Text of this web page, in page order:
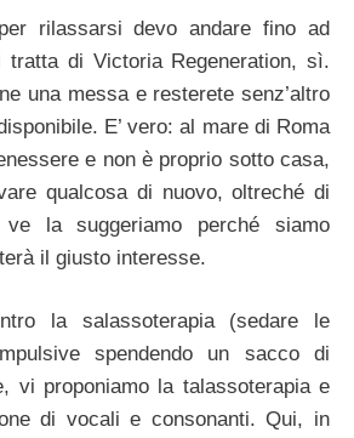
rilassarsi devo andare fino ad
di Victoria Regeneration, sì.
una messa e resterete senz’altro
E’ vero: al mare di Roma
e non è proprio sotto casa,
qualcosa di nuovo, oltreché di
ve la suggeriamo perché siamo
il giusto interesse.
la salassoterapia (sedare le
spendendo un sacco di
vi proponiamo la talassoterapia e
di vocali e consonanti. Qui, in